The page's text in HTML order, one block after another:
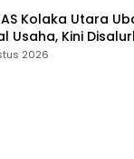
Kolaka Utara
Usaha, Kini
Senilai Rp419,5
2026